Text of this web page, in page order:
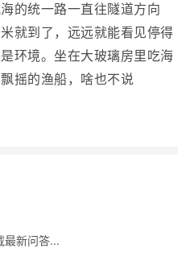
的统一路一直往隧道方向
就到了，远远就能看见停得
环境。坐在大玻璃房里吃海
摇的渔船，啥也不说
最新问答...